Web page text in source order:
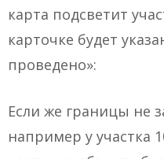
карта подсветит
карточке будет
проведено»:
Если же границы не
например у участка